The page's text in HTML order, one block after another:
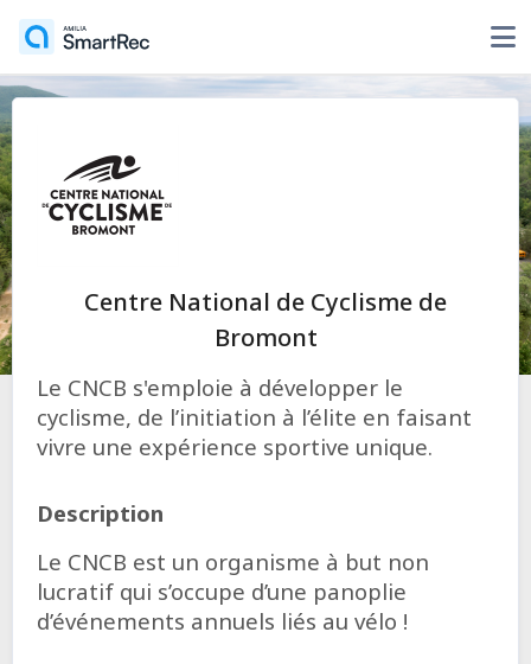
Centre National de Cyclisme de
Bromont
Le CNCB s'emploie à développer le
cyclisme, de l’initiation à l’élite en faisant
vivre une expérience sportive unique.
Description
Le CNCB est un organisme à but non
lucratif qui s’occupe d’une panoplie
d’événements annuels liés au vélo !